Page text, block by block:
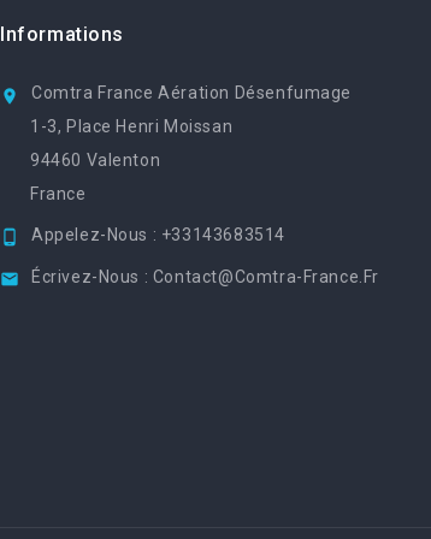
Informations

Comtra France Aération Désenfumage
1-3, Place Henri Moissan
94460 Valenton
France
 Appelez-Nous : +33143683514
 Écrivez-Nous : Contact@comtra-France.fr